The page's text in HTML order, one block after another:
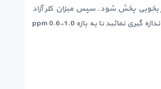
بخوبی پخش شود. سپس میزان کلر آزاد
باقیمانده (free residual chlorine) آب را اندازه گیری کنید. اگر میزان کلر آزاد، کمتر از 0.6 ppm بود، به همان مقدار قبل کلر اضافه کرده و میزان کلر آزاد را مجدداً اندازه گیری نمائید تا به بازه 1.0-0.6 ppm